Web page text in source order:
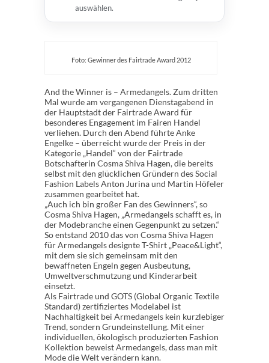
auswählen.
Foto: Gewinner des Fairtrade Award 2012
And the Winner is – Armedangels. Zum dritten
Mal wurde am vergangenen Dienstagabend in
der Hauptstadt der Fairtrade Award für
besonderes Engagement im Fairen Handel
verliehen. Durch den Abend führte Anke
Engelke – überreicht wurde der Preis in der
Kategorie „Handel“ von der Fairtrade
Botschafterin Cosma Shiva Hagen, die bereits
selbst mit den glücklichen Gründern des Social
Fashion Labels Anton Jurina und Martin Höfeler
zusammen gearbeitet hat.
„Auch ich bin großer Fan des Gewinners“, so
Cosma Shiva Hagen, „Armedangels schafft es, in
der Modebranche einen Gegenpunkt zu setzen.“
So entstand 2010 das von Cosma Shiva Hagen
für Armedangels designte T-Shirt „Peace&Light“,
mit dem sie sich gemeinsam mit den
bewaffneten Engeln gegen Ausbeutung,
Umweltverschmutzung und Kinderarbeit
einsetzt.
Als Fairtrade und GOTS (Global Organic Textile
Standard) zertifiziertes Modelabel ist
Nachhaltigkeit bei Armedangels kein kurzlebiger
Trend, sondern Grundeinstellung. Mit einer
individuellen, ökologisch produzierten Fashion
Kollektion beweist Armedangels, dass man mit
Mode die Welt verändern kann.